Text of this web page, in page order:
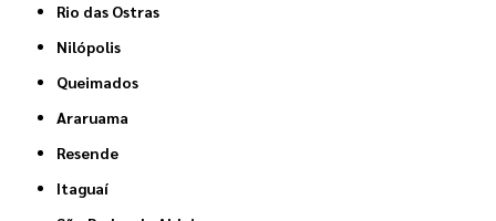
Rio das Ostras
Nilópolis
Queimados
Araruama
Resende
Itaguaí